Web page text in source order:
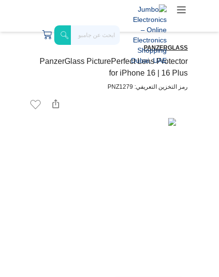
PANZERGLASS
PanzerGlass PicturePerfect Lens Protector
for iPhone 16 | 16 Plus
رمز التخزين التعريفي: PNZ1279